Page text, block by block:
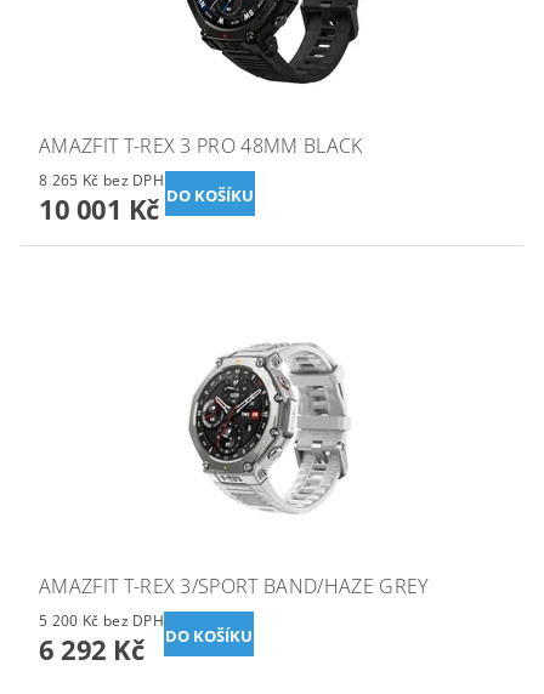
AMAZFIT T-REX 3 PRO 48MM BLACK
8 265 Kč bez DPH
10 001 Kč
AMAZFIT T-REX 3/SPORT BAND/HAZE GREY
5 200 Kč bez DPH
6 292 Kč